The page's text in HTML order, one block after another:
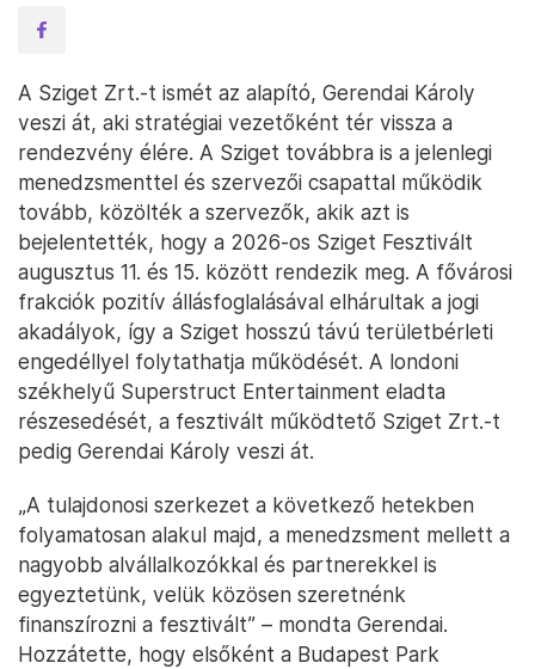
A Sziget Zrt.-t ismét az alapító, Gerendai Károly
veszi át, aki stratégiai vezetőként tér vissza a
rendezvény élére. A Sziget továbbra is a jelenlegi
menedzsmenttel és szervezői csapattal működik
tovább, közölték a szervezők, akik azt is
bejelentették, hogy a 2026-os Sziget Fesztivált
augusztus 11. és 15. között rendezik meg. A fővárosi
frakciók pozitív állásfoglalásával elhárultak a jogi
akadályok, így a Sziget hosszú távú területbérleti
engedéllyel folytathatja működését. A londoni
székhelyű Superstruct Entertainment eladta
részesedését, a fesztivált működtető Sziget Zrt.-t
pedig Gerendai Károly veszi át.
„A tulajdonosi szerkezet a következő hetekben
folyamatosan alakul majd, a menedzsment mellett a
nagyobb alvállalkozókkal és partnerekkel is
egyeztetünk, velük közösen szeretnénk
finanszírozni a fesztivált” – mondta Gerendai.
Hozzátette, hogy elsőként a Budapest Park